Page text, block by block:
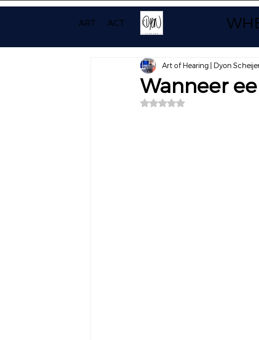
ART ACT
Wanneer
Art of Hearing | Dyon
Beoordeeld met NaN uit 5